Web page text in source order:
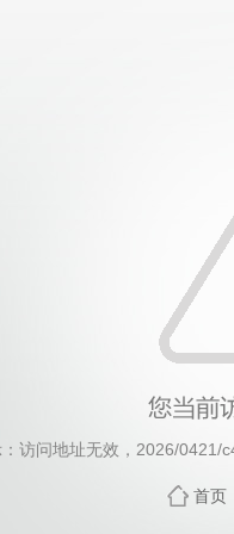
访问地址无效，2026/0421/
首页